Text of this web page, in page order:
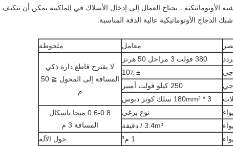
الأوتوماتيكية ، يحتاج العمال إلى إدخال الأسلاك في الماكينة.يمكن أن
الدجاج الأوتوماتيكية عالية الدقة المناسبة.
معامل ملحوظة
380 فولت 3 مراحل 50 هرتز
لا يقترح قاطع دارة ذكي
المسافة إلى المحول ≦ 50
م
± 10٪
250 كيلو فولت أمبير
180mm² * 3 سلك كوبر دبوس
نوع برغي
0.6-0.8 ميجا باسكال
المسافة 3 م
3.4m³ / دقيقة
1 م³ حول الآلة